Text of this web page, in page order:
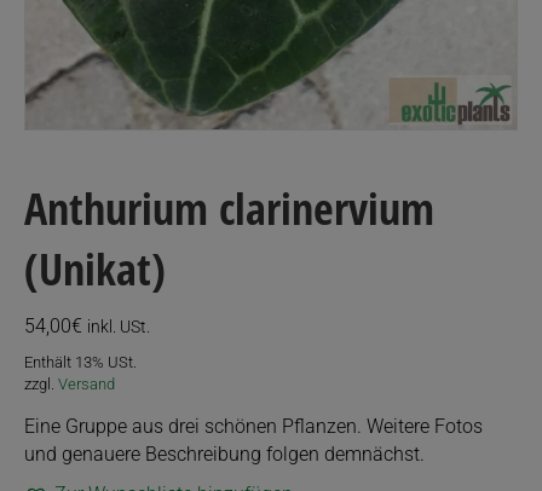
Anthurium clarinervium
(Unikat)
54,00€ inkl. USt.
Enthält 13% USt.
zzgl. Versand
Eine Gruppe aus drei schönen Pflanzen. Weitere Fotos
und genauere Beschreibung folgen demnächst.